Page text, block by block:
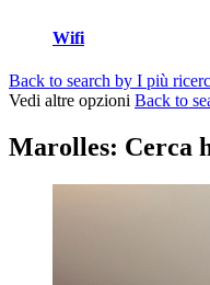
Wifi
Back to search by I più
Vedi altre opzioni Back to
Marolles: Cerca